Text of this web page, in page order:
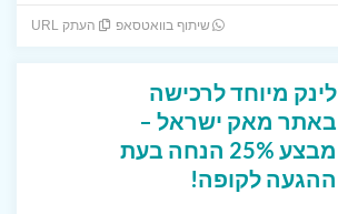
שיתוף בוואטסאפ העתק URL
לינק מיוחד לרכישה
באתר מאק ישראל –
מבצע 25% הנחה בעת
ההגעה לקופה!